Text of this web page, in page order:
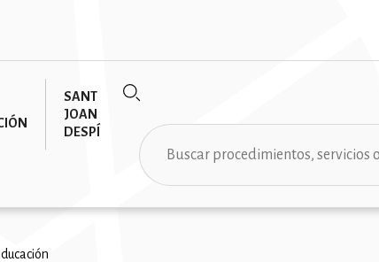
SANT
JOAN
DESPÍ
Buscar